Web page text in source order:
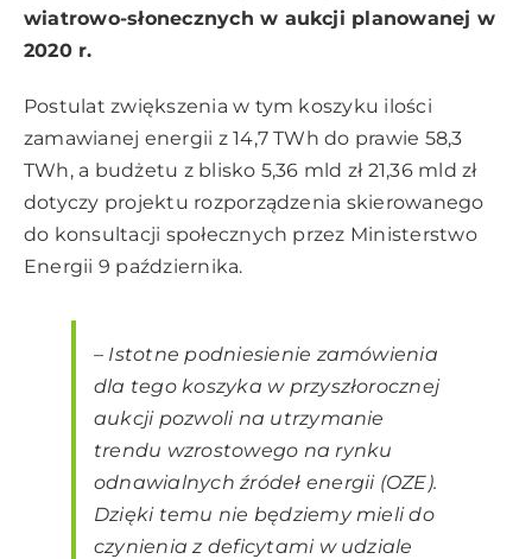
wiatrowo-słonecznych w aukcji planowanej w
2020 r.
Postulat zwiększenia w tym koszyku ilości
zamawianej energii z 14,7 TWh do prawie 58,3
TWh, a budżetu z blisko 5,36 mld zł 21,36 mld zł
dotyczy projektu rozporządzenia skierowanego
do konsultacji społecznych przez Ministerstwo
Energii 9 października.
– Istotne podniesienie zamówienia
dla tego koszyka w przyszłorocznej
aukcji pozwoli na utrzymanie
trendu wzrostowego na rynku
odnawialnych źródeł energii (OZE).
Dzięki temu nie będziemy mieli do
czynienia z deficytami w udziale